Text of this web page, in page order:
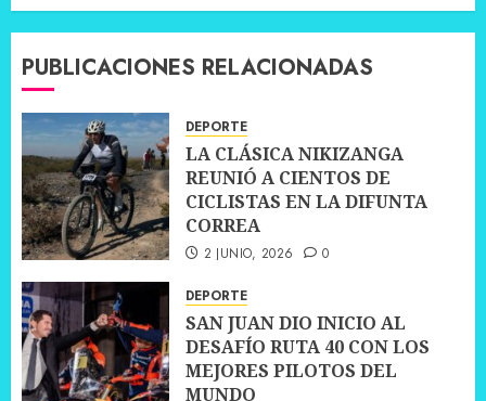
PUBLICACIONES RELACIONADAS
DEPORTE
LA CLÁSICA NIKIZANGA
REUNIÓ A CIENTOS DE
CICLISTAS EN LA DIFUNTA
CORREA
2 JUNIO, 2026 0
DEPORTE
SAN JUAN DIO INICIO AL
DESAFÍO RUTA 40 CON LOS
MEJORES PILOTOS DEL
MUNDO